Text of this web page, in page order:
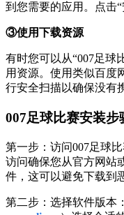
到您需要的应用。点击“
③使用下载资源
有时您可以从“007足球
用资源。使用类似百度
行安全扫描以确保没有
007足球比赛安装步
第一步：访问007足球
访问确保您从官方网站
件，这可以避免下载到
第二步：选择软件版本